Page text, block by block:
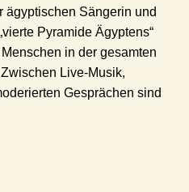
ägyptischen Sängerin und
Pyramide Ägyptens“
in der gesamten
Live-Musik,
Gesprächen sind